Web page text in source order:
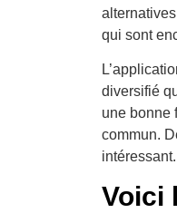
qui sont
diversifié
une bonne
commun.
intéressant.
Voici